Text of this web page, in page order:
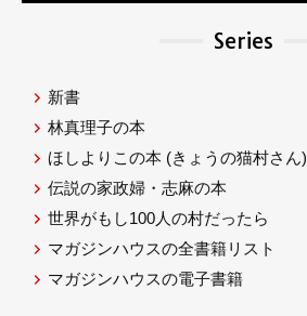
Series
新書
林真理子の本
ほしよりこの本 (きょうの猫村さん)
伝説の家政婦・志麻の本
世界がもし100人の村だったら
マガジンハウスの全書籍リスト
マガジンハウスの電子書籍